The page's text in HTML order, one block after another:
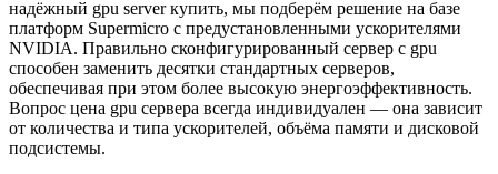
надёжный gpu server купить, мы подберём решение на базе
платформ Supermicro с предустановленными ускорителями
NVIDIA. Правильно сконфигурированный сервер с gpu
способен заменить десятки стандартных серверов,
обеспечивая при этом более высокую энергоэффективность.
Вопрос цена gpu сервера всегда индивидуален — она зависит
от количества и типа ускорителей, объёма памяти и дисковой
подсистемы.